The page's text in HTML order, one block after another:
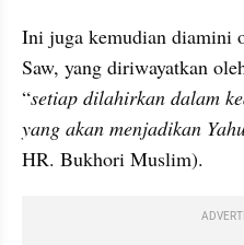
Ini juga kemudian diamini
Saw, yang diriwayatkan
“setiap dilahirkan dalam
yang akan menjadikan
HR. Bukhori Muslim).